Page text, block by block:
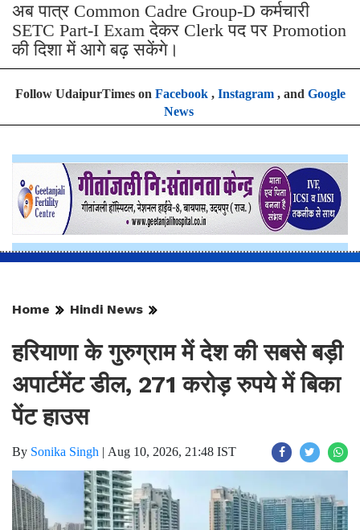
अब पात्र Common Cadre Group-D कर्मचारी
SETC Part-I Exam देकर Clerk पद पर Promotion
की दिशा में आगे बढ़ सकेंगे।
Follow UdaipurTimes on Facebook, Instagram, and Google
News
Home Hindi News
हरियाणा के गुरुग्राम में देश की सबसे बड़ी
अपार्टमेंट डील, 271 करोड़ रुपये में बिका
पेंट हाउस
By Sonika Singh | Aug 10, 2026, 21:48 IST